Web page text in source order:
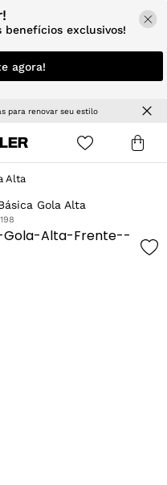
benefícios exclusivos!
agora!
para renovar seu estilo
Alta
Gola Alta